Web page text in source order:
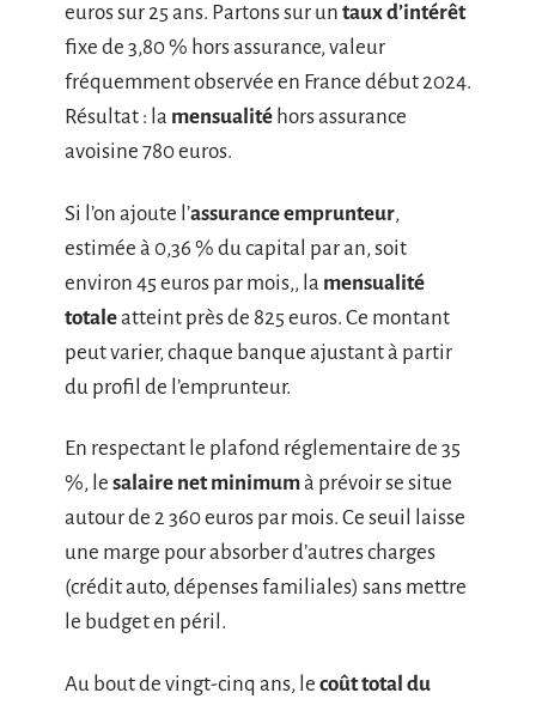
euros sur 25 ans. Partons sur un taux d’intérêt
fixe de 3,80 % hors assurance, valeur
fréquemment observée en France début 2024.
Résultat : la mensualité hors assurance
avoisine 780 euros.
Si l’on ajoute l’assurance emprunteur,
estimée à 0,36 % du capital par an, soit
environ 45 euros par mois,, la mensualité
totaleatteint près de 825 euros. Ce montant
peut varier, chaque banque ajustant à partir
du profil de l’emprunteur.
En respectant le plafond réglementaire de 35
%, le salaire net minimumà prévoir se situe
autour de 2 360 euros par mois. Ce seuil laisse
une marge pour absorber d’autres charges
(crédit auto, dépenses familiales) sans mettre
le budget en péril.
Au bout de vingt-cinq ans, le coût total du